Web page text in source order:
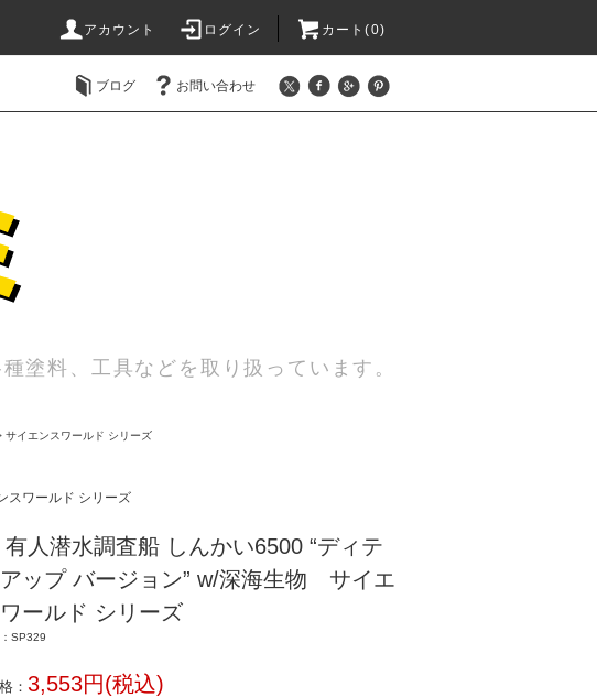
アカウント ログイン カート(0)
ブログ お問い合わせ
塗料、工具などを取り扱っています。
サイエンスワールド シリーズ
スワールド シリーズ
有人潜水調査船 しんかい6500 “ディテ
ップ バージョン” w/深海生物 サイエ
ールド シリーズ
SP329
： 3,553円(税込)